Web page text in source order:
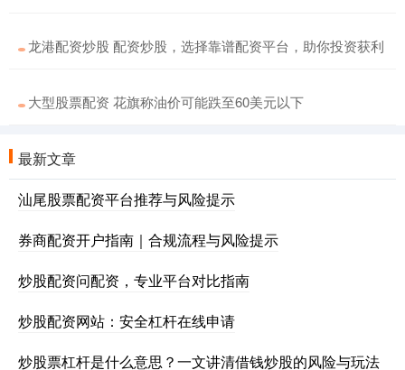
龙港配资炒股 配资炒股，选择靠谱配资平台，助你投资获利
大型股票配资 花旗称油价可能跌至60美元以下
最新文章
汕尾股票配资平台推荐与风险提示
券商配资开户指南｜合规流程与风险提示
炒股配资问配资，专业平台对比指南
炒股配资网站：安全杠杆在线申请
炒股票杠杆是什么意思？一文讲清借钱炒股的风险与玩法